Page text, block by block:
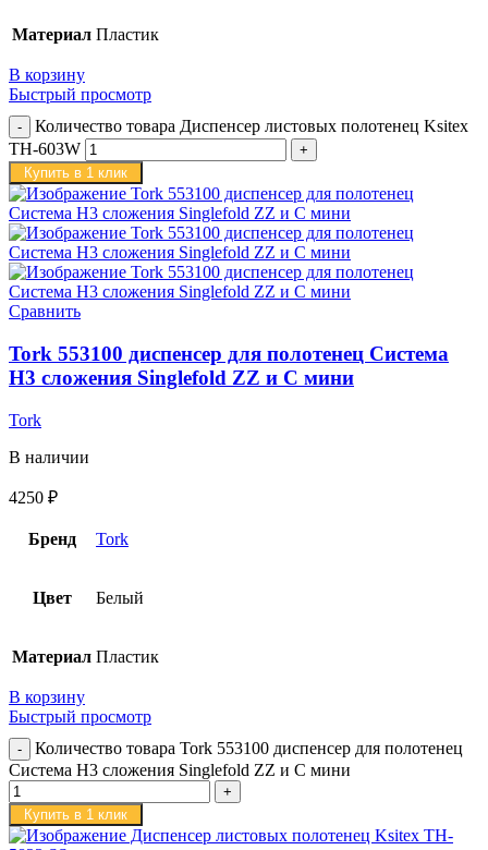
Материал Пластик
В корзину
Быстрый просмотр
Количество товара Диспенсер листовых полотенец Ksitex
TH-603W
Купить в 1 клик
Сравнить
Tork 553100 диспенсер для полотенец Система
H3 сложения Singlefold ZZ и С мини
Tork
В наличии
4250 ₽
Бренд Tork
Цвет Белый
Материал Пластик
В корзину
Быстрый просмотр
Количество товара Tork 553100 диспенсер для полотенец
Система H3 сложения Singlefold ZZ и С мини
Купить в 1 клик